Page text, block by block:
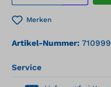
Merken
Artikel-Nummer: 710999
Service